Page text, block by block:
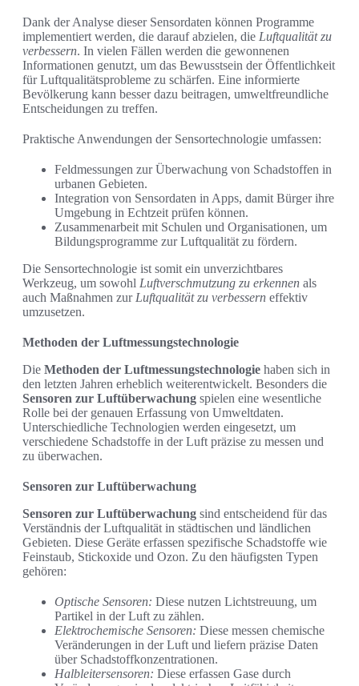
Dank der Analyse dieser Sensordaten können Programme
implementiert werden, die darauf abzielen, die Luftqualität zu
verbessern. In vielen Fällen werden die gewonnenen
Informationen genutzt, um das Bewusstsein der Öffentlichkeit
für Luftqualitätsprobleme zu schärfen. Eine informierte
Bevölkerung kann besser dazu beitragen, umweltfreundliche
Entscheidungen zu treffen.
Praktische Anwendungen der Sensortechnologie umfassen:
Feldmessungen zur Überwachung von Schadstoffen in
urbanen Gebieten.
Integration von Sensordaten in Apps, damit Bürger ihre
Umgebung in Echtzeit prüfen können.
Zusammenarbeit mit Schulen und Organisationen, um
Bildungsprogramme zur Luftqualität zu fördern.
Die Sensortechnologie ist somit ein unverzichtbares
Werkzeug, um sowohl Luftverschmutzung zu erkennen als
auch Maßnahmen zur Luftqualität zu verbessern effektiv
umzusetzen.
Methoden der Luftmessungstechnologie
Die Methoden der Luftmessungstechnologie haben sich in
den letzten Jahren erheblich weiterentwickelt. Besonders die
Sensoren zur Luftüberwachung spielen eine wesentliche
Rolle bei der genauen Erfassung von Umweltdaten.
Unterschiedliche Technologien werden eingesetzt, um
verschiedene Schadstoffe in der Luft präzise zu messen und
zu überwachen.
Sensoren zur Luftüberwachung
Sensoren zur Luftüberwachung sind entscheidend für das
Verständnis der Luftqualität in städtischen und ländlichen
Gebieten. Diese Geräte erfassen spezifische Schadstoffe wie
Feinstaub, Stickoxide und Ozon. Zu den häufigsten Typen
gehören:
Optische Sensoren: Diese nutzen Lichtstreuung, um
Partikel in der Luft zu zählen.
Elektrochemische Sensoren: Diese messen chemische
Veränderungen in der Luft und liefern präzise Daten
über Schadstoffkonzentrationen.
Halbleitersensoren: Diese erfassen Gase durch